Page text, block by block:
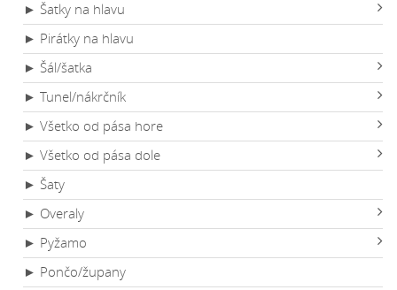
► Šatky na hlavu
► Pirátky na hlavu
► Šál/šatka
► Tunel/nákrčník
► Všetko od pása hore
► Všetko od pása dole
► Šaty
► Overaly
► Pyžamo
► Pončo/župany